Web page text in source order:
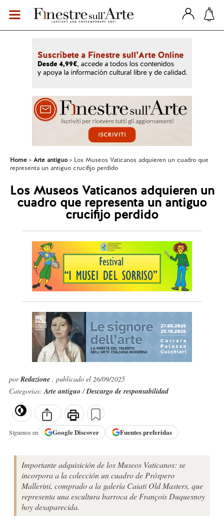
Home Arte antiguo
Los Museos Vaticanos adquieren un cuadro que
representa un antiguo crucifijo perdido
Los Museos Vaticanos adquieren un
cuadro que representa un antiguo
crucifijo perdido
porRedazione , publicado el 26/09/2025
Categorías:Arte antiguo/Descargo de responsabilidad
Síguenos en GoogleDiscover Fuentes preferidas
Importante adquisición de los Museos Vaticanos: se
incorpora a la colección un cuadro de Próspero
Mallerini, comprado a la galería Caiati Old Masters, que
representa una escultura barroca de François Duquesnoy
hoy desaparecida.